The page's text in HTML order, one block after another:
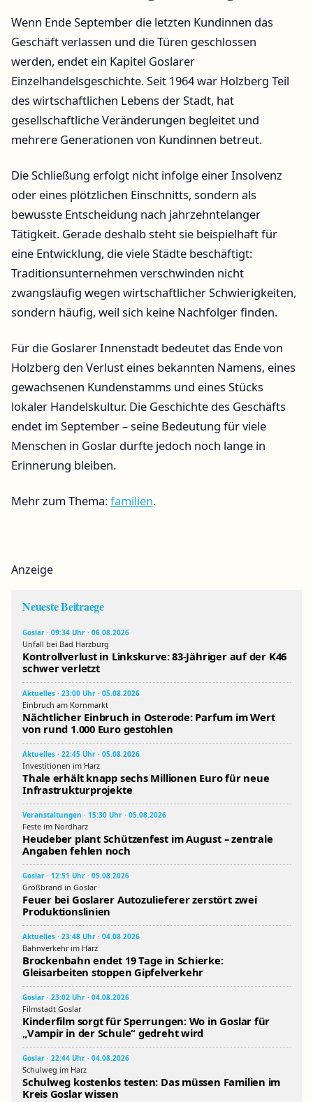
Wenn Ende September die letzten Kundinnen das
Geschäft verlassen und die Türen geschlossen
werden, endet ein Kapitel Goslarer
Einzelhandelsgeschichte. Seit 1964 war Holzberg Teil
des wirtschaftlichen Lebens der Stadt, hat
gesellschaftliche Veränderungen begleitet und
mehrere Generationen von Kundinnen betreut.
Die Schließung erfolgt nicht infolge einer Insolvenz
oder eines plötzlichen Einschnitts, sondern als
bewusste Entscheidung nach jahrzehntelanger
Tätigkeit. Gerade deshalb steht sie beispielhaft für
eine Entwicklung, die viele Städte beschäftigt:
Traditionsunternehmen verschwinden nicht
zwangsläufig wegen wirtschaftlicher Schwierigkeiten,
sondern häufig, weil sich keine Nachfolger finden.
Für die Goslarer Innenstadt bedeutet das Ende von
Holzberg den Verlust eines bekannten Namens, eines
gewachsenen Kundenstamms und eines Stücks
lokaler Handelskultur. Die Geschichte des Geschäfts
endet im September – seine Bedeutung für viele
Menschen in Goslar dürfte jedoch noch lange in
Erinnerung bleiben.
Mehr zum Thema:familien.
Anzeige
Neueste Beitraege
Goslar · 09:34 Uhr · 06.08.2026
Unfall bei Bad Harzburg
Kontrollverlust in Linkskurve: 83-Jähriger auf der K46
schwer verletzt
Aktuelles · 23:00 Uhr · 05.08.2026
Einbruch am Kornmarkt
Nächtlicher Einbruch in Osterode: Parfum im Wert
von rund 1.000 Euro gestohlen
Aktuelles · 22:45 Uhr · 05.08.2026
Investitionen im Harz
Thale erhält knapp sechs Millionen Euro für neue
Infrastrukturprojekte
Veranstaltungen · 15:30 Uhr · 05.08.2026
Feste im Nordharz
Heudeber plant Schützenfest im August – zentrale
Angaben fehlen noch
Goslar · 12:51 Uhr · 05.08.2026
Großbrand in Goslar
Feuer bei Goslarer Autozulieferer zerstört zwei
Produktionslinien
Aktuelles · 23:48 Uhr · 04.08.2026
Bahnverkehr im Harz
Brockenbahn endet 19 Tage in Schierke:
Gleisarbeiten stoppen Gipfelverkehr
Goslar · 23:02 Uhr · 04.08.2026
Filmstadt Goslar
Kinderfilm sorgt für Sperrungen: Wo in Goslar für
„Vampir in der Schule“ gedreht wird
Goslar · 22:44 Uhr · 04.08.2026
Schulweg im Harz
Schulweg kostenlos testen: Das müssen Familien im
Kreis Goslar wissen